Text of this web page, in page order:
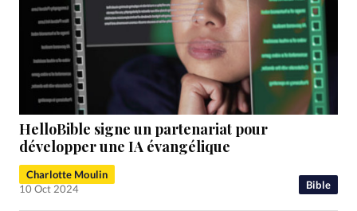
Bible
HelloBible signe un partenariat pour
développer une IA évangélique
Charlotte Moulin
10 Oct 2024